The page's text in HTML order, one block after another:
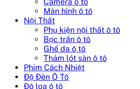
Màn hình ô tô
Nội Thất
Phụ kiện nội thất ô tô
Bọc trần ô tô
Ghế da ô tô
Thảm lót sàn ô tô
Phim Cách Nhiệt
Độ Đèn Ô Tô
Độ loa ô tô